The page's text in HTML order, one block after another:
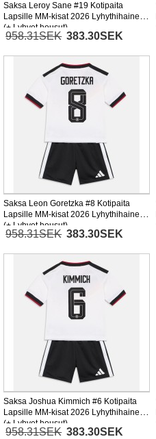
Saksa Leroy Sane #19 Kotipaita
Lapsille MM-kisat 2026 Lyhythihainen
(+ Lyhyet housut)
958.31SEK 383.30SEK
Saksa Leon Goretzka #8 Kotipaita
Lapsille MM-kisat 2026 Lyhythihainen
(+ Lyhyet housut)
958.31SEK 383.30SEK
Saksa Joshua Kimmich #6 Kotipaita
Lapsille MM-kisat 2026 Lyhythihainen
(+ Lyhyet housut)
958.31SEK 383.30SEK